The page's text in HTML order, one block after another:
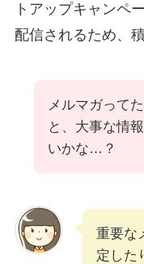
トアップキャンペ
配信されるため、
メルマガって
と、大事な情
いかな…？
重要な
定した